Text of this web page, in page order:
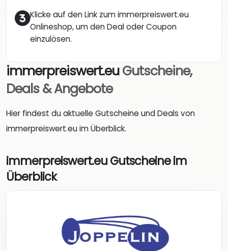
Klicke auf den Link zum immerpreiswert.eu
Onlineshop, um den Deal oder Coupon
einzulösen.
immerpreiswert.euGutscheine,
Deals & Angebote
Hier findest du aktuelle Gutscheine und Deals von
immerpreiswert.eu im Überblick.
immerpreiswert.eu Gutscheine im
Überblick